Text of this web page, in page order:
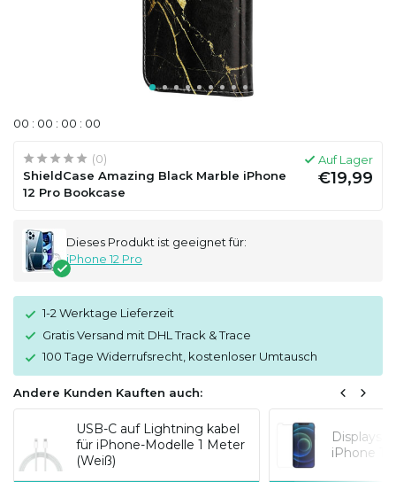
00 : 00 : 00 : 00
(0)
ShieldCase Amazing Black Marble iPhone
12 Pro Bookcase
Auf Lager
€19,99
Dieses Produkt ist geeignet für:
iPhone 12 Pro
1-2 Werktage Lieferzeit
Gratis Versand mit DHL Track & Trace
100 Tage Widerrufsrecht, kostenloser Umtausch
Andere Kunden Kauften auch:
USB-C auf Lightning kabel
für iPhone-Modelle 1 Meter
(Weiß)
iPhone 12